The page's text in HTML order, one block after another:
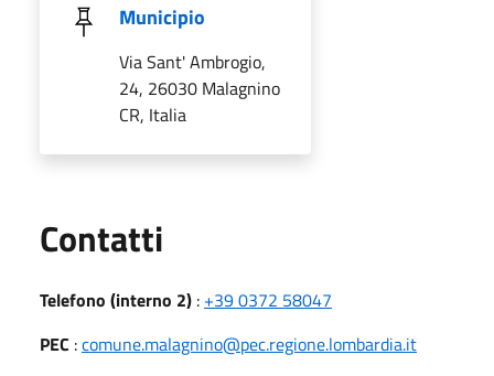
Municipio
Via Sant' Ambrogio,
24, 26030 Malagnino
CR, Italia
Contatti
Telefono (interno 2) : +39 0372 58047
PEC :comune.malagnino@pec.regione.lombardia.it